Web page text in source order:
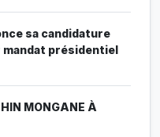
sa candidature
présidentiel
MONGANE À